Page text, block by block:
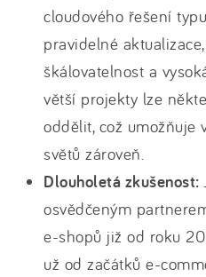
cloudového řešení
pravidelné
škálovatelnost a
větší projekty lze
oddělit, což umožňuje
světů zároveň.
Dlouholetá zkušenost:
osvědčeným
e-shopů již od roku
už od začátků e-